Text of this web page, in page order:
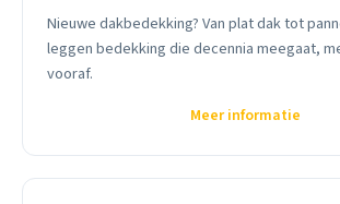
Nieuwe dakbedekking? Van plat dak tot
leggen bedekking die decennia meegaat,
vooraf.
Meer informatie